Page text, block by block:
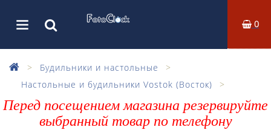
0
Будильники и настольные
Настольные и будильники Vostok (Восток)
Перед посещением магазина резервируйте
выбранный товар по телефону